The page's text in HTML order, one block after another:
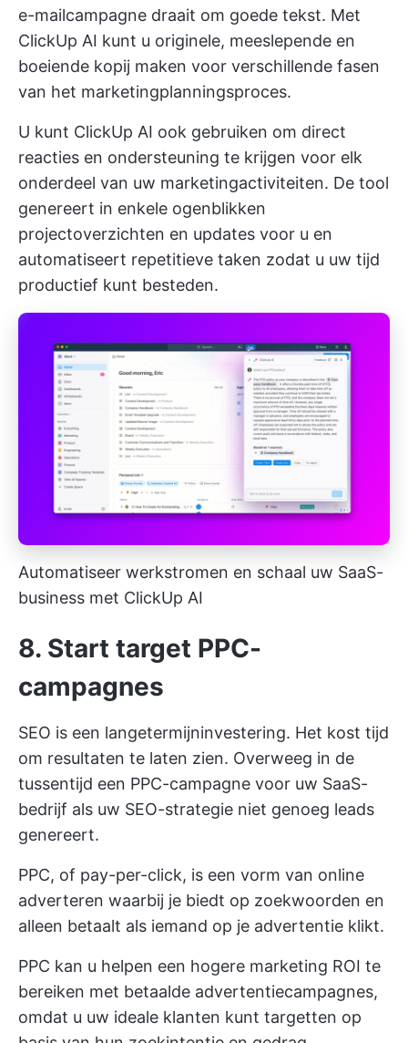
e-mailcampagne draait om goede tekst. Met
ClickUp AI kunt u originele, meeslepende en
boeiende kopij maken voor verschillende fasen
van het marketingplanningsproces.
U kunt ClickUp AI ook gebruiken om direct
reacties en ondersteuning te krijgen voor elk
onderdeel van uw marketingactiviteiten. De tool
genereert in enkele ogenblikken
projectoverzichten en updates voor u en
automatiseert repetitieve taken zodat u uw tijd
productief kunt besteden.
Automatiseer werkstromen en schaal uw SaaS-
business met ClickUp AI
8. Start target PPC-
campagnes
SEO is een langetermijninvestering. Het kost tijd
om resultaten te laten zien. Overweeg in de
tussentijd een PPC-campagne voor uw SaaS-
bedrijf als uw SEO-strategie niet genoeg leads
genereert.
PPC, of pay-per-click, is een vorm van online
adverteren waarbij je biedt op zoekwoorden en
alleen betaalt als iemand op je advertentie klikt.
PPC kan u helpen een hogere marketing ROI te
bereiken met betaalde advertentiecampagnes,
omdat u uw ideale klanten kunt targetten op